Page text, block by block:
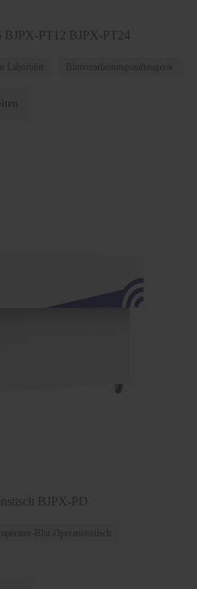
BJPX-PT12 BJPX-PT24
Laborblut Blutverarbeitungsauftaugerät
BJPX-PD
Blut-Operationstisch